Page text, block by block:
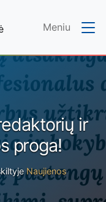
Meniu
ir
proga!
Naujienos